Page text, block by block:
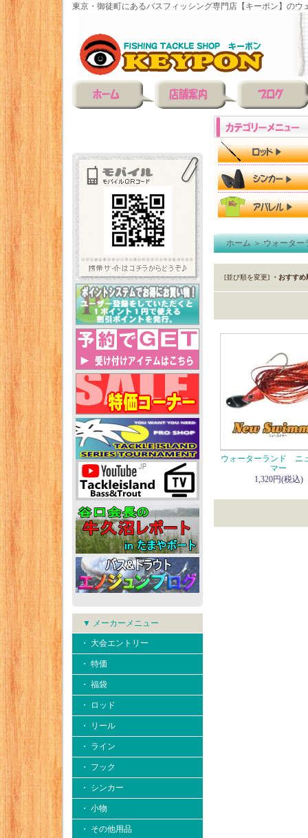
東京・御徒町にあるバスフィッシング専門店【キーポン】のウ
▼ メーカーメニュー
・ 大会エントリー
・ 特価
・ 福袋
・ ロッド
・ リール
・ ライン
・ フック
・ シンカー
・ 小物
・ その他用品
ホーム＞ウォーター
[並び順を変更] ・おすすめ
ウォーターランド ニ
マー
1,320円(税込)